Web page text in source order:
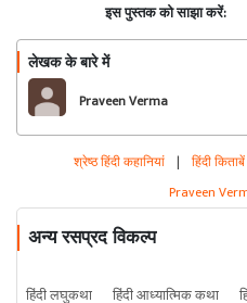
इस पुस्तक को साझा करें:
लेखक के बारे में
Praveen Verma
श्रेष्ठ हिंदी कहानियां | हिंदी
Praveen
अन्य रसप्रद विकल्प
हिंदी लघुकथा हिंदी आध्यात्मिक कथा